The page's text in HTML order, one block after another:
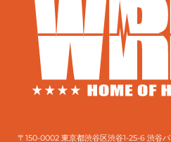
〒150-0002 東京都渋谷区渋谷1-25-6 渋谷